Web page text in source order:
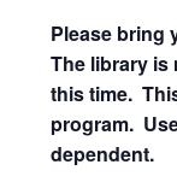
Please bring
The library
this time.
program.
dependent.